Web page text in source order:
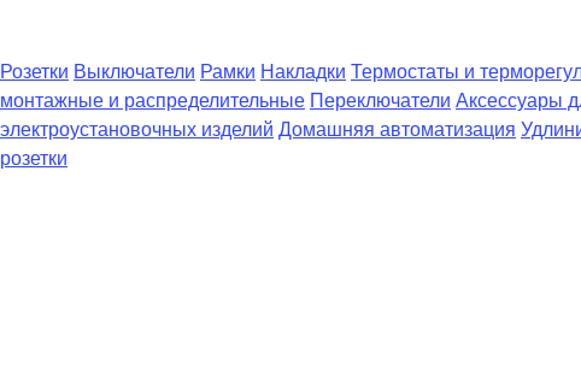
Розетки Выключатели Рамки Накладки Термостаты и
монтажные и распределительные Переключатели Аксессуары
электроустановочных изделий Домашняя автоматизация
розетки